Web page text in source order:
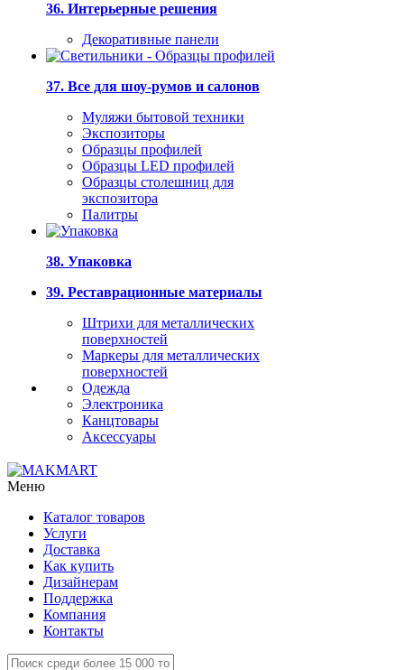
36. Интерьерные решения
Декоративные панели
37. Все для шоу-румов и салонов
Муляжи бытовой техники
Экспозиторы
Образцы профилей
Образцы LED профилей
Образцы столешниц для
экспозитора
Палитры
38. Упаковка
39. Реставрационные материалы
Штрихи для металлических
поверхностей
Маркеры для металлических
поверхностей
Одежда
Электроника
Канцтовары
Аксессуары
Меню
Каталог товаров
Услуги
Доставка
Как купить
Дизайнерам
Поддержка
Компания
Контакты